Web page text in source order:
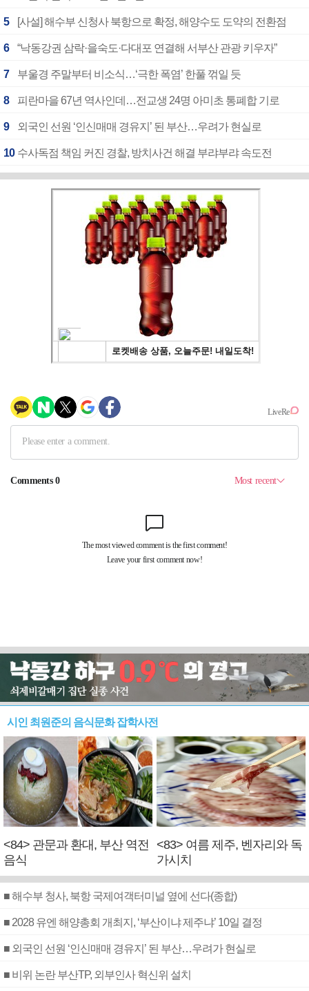
5 [사설] 해수부 신청사 북항으로 확정, 해양수도 도약의 전환점
6 “낙동강권 삼락·을숙도·다대포 연결해 서부산 관광 키우자”
7 부울경 주말부터 비소식…‘극한 폭염’ 한풀 꺾일 듯
8 피란마을 67년 역사인데…전교생 24명 아미초 통폐합 기로
9 외국인 선원 ‘인신매매 경유지’ 된 부산…우려가 현실로
10 수사독점 책임 커진 경찰, 방치사건 해결 부랴부랴 속도전
시인 최원준의 음식문화 잡학사전
<84> 관문과 환대, 부산 역전
음식
<83> 여름 제주, 벤자리와 독
가시치
■ 해수부 청사, 북항 국제여객터미널 옆에 선다(종합)
■ 2028 유엔 해양총회 개최지, ‘부산이냐 제주냐’ 10일 결정
■ 외국인 선원 ‘인신매매 경유지’ 된 부산…우려가 현실로
■ 비위 논란 부산TP, 외부인사 혁신위 설치